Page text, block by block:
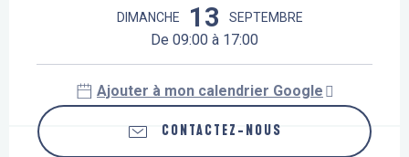
DIMANCHE 13 SEPTEMBRE
De 09:00 à 17:00
Ajouter à mon calendrier Google
CONTACTEZ-NOUS